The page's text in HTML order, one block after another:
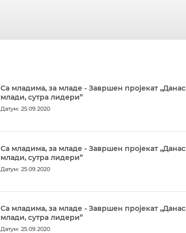
Са младима, за младе - Завршен пројекат „Данас
млади, сутра лидери”
Датум: 25.09.2020
Са младима, за младе - Завршен пројекат „Данас
млади, сутра лидери”
Датум: 25.09.2020
Са младима, за младе - Завршен пројекат „Данас
млади, сутра лидери”
Датум: 25.09.2020